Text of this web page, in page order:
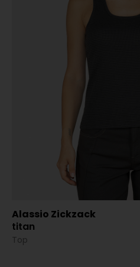
Alassio Zickzack
titan
Top